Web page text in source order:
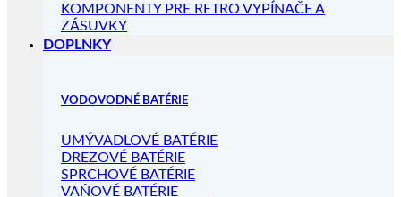
KOMPONENTY PRE RETRO VYPÍNAČE A
ZÁSUVKY
DOPLNKY
VODOVODNÉ BATÉRIE
UMÝVADLOVÉ BATÉRIE
DREZOVÉ BATÉRIE
SPRCHOVÉ BATÉRIE
VAŇOVÉ BATÉRIE